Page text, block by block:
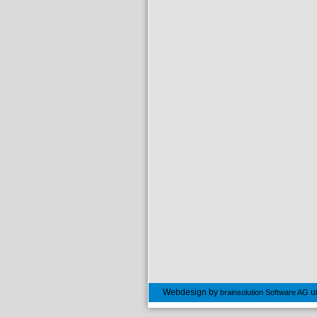
Webdesign by brainsolution Software AG